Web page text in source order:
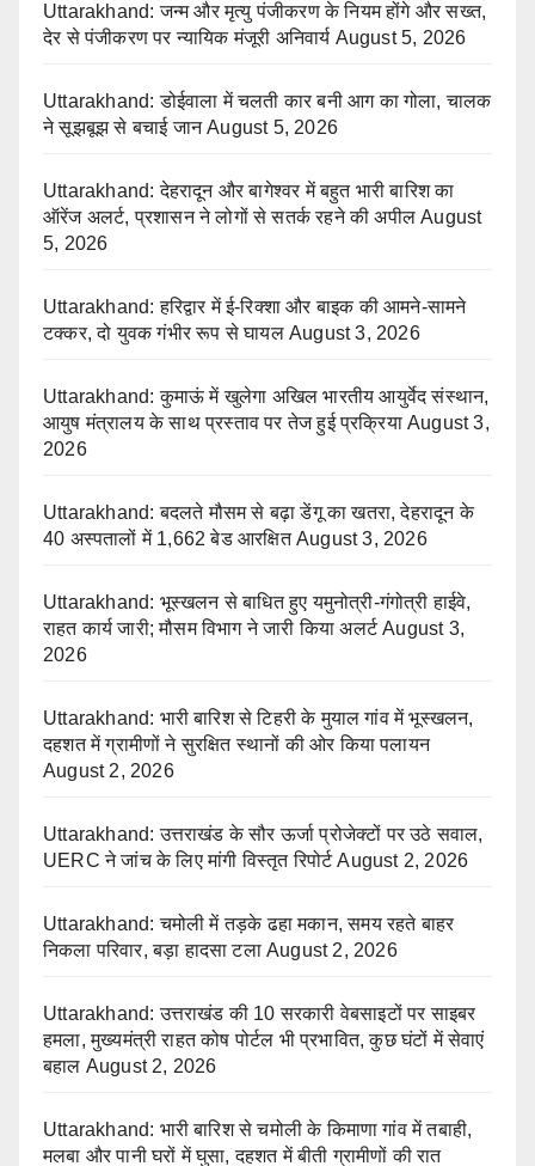
Uttarakhand: जन्म और मृत्यु पंजीकरण के नियम होंगे और सख्त,
देर से पंजीकरण पर न्यायिक मंजूरी अनिवार्य August 5, 2026
Uttarakhand: डोईवाला में चलती कार बनी आग का गोला, चालक
ने सूझबूझ से बचाई जान August 5, 2026
Uttarakhand: देहरादून और बागेश्वर में बहुत भारी बारिश का
ऑरेंज अलर्ट, प्रशासन ने लोगों से सतर्क रहने की अपील August
5, 2026
Uttarakhand: हरिद्वार में ई-रिक्शा और बाइक की आमने-सामने
टक्कर, दो युवक गंभीर रूप से घायल August 3, 2026
Uttarakhand: कुमाऊं में खुलेगा अखिल भारतीय आयुर्वेद संस्थान,
आयुष मंत्रालय के साथ प्रस्ताव पर तेज हुई प्रक्रिया August 3,
2026
Uttarakhand: बदलते मौसम से बढ़ा डेंगू का खतरा, देहरादून के
40 अस्पतालों में 1,662 बेड आरक्षित August 3, 2026
Uttarakhand: भूस्खलन से बाधित हुए यमुनोत्री-गंगोत्री हाईवे,
राहत कार्य जारी; मौसम विभाग ने जारी किया अलर्ट August 3,
2026
Uttarakhand: भारी बारिश से टिहरी के मुयाल गांव में भूस्खलन,
दहशत में ग्रामीणों ने सुरक्षित स्थानों की ओर किया पलायन
August 2, 2026
Uttarakhand: उत्तराखंड के सौर ऊर्जा प्रोजेक्टों पर उठे सवाल,
UERC ने जांच के लिए मांगी विस्तृत रिपोर्ट August 2, 2026
Uttarakhand: चमोली में तड़के ढहा मकान, समय रहते बाहर
निकला परिवार, बड़ा हादसा टला August 2, 2026
Uttarakhand: उत्तराखंड की 10 सरकारी वेबसाइटों पर साइबर
हमला, मुख्यमंत्री राहत कोष पोर्टल भी प्रभावित, कुछ घंटों में सेवाएं
बहाल August 2, 2026
Uttarakhand: भारी बारिश से चमोली के किमाणा गांव में तबाही,
मलबा और पानी घरों में घुसा, दहशत में बीती ग्रामीणों की रात